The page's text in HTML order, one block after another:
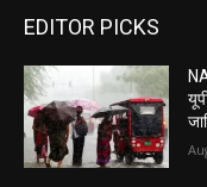
EDITOR PICKS